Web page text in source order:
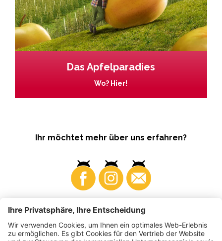
Das Apfelparadies
Wo? Hier!
Ihr möchtet mehr über uns erfahren?
Business Produzenten